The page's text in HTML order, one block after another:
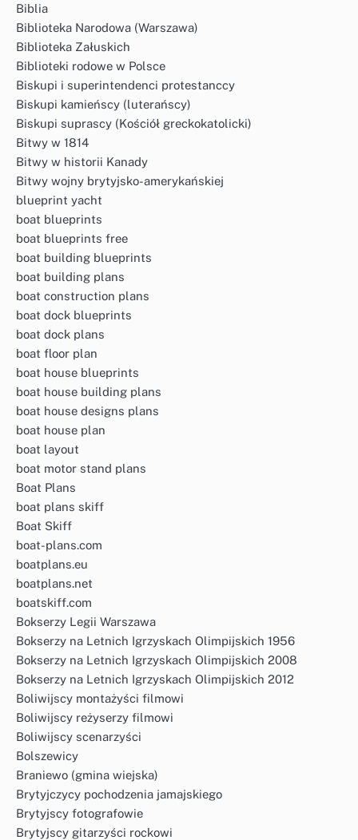
Biblia
Biblioteka Narodowa (Warszawa)
Biblioteka Załuskich
Biblioteki rodowe w Polsce
Biskupi i superintendenci protestanccy
Biskupi kamieńscy (luterańscy)
Biskupi suprascy (Kościół greckokatolicki)
Bitwy w 1814
Bitwy w historii Kanady
Bitwy wojny brytyjsko-amerykańskiej
blueprint yacht
boat blueprints
boat blueprints free
boat building blueprints
boat building plans
boat construction plans
boat dock blueprints
boat dock plans
boat floor plan
boat house blueprints
boat house building plans
boat house designs plans
boat house plan
boat layout
boat motor stand plans
Boat Plans
boat plans skiff
Boat Skiff
boat-plans.com
boatplans.eu
boatplans.net
boatskiff.com
Bokserzy Legii Warszawa
Bokserzy na Letnich Igrzyskach Olimpijskich 1956
Bokserzy na Letnich Igrzyskach Olimpijskich 2008
Bokserzy na Letnich Igrzyskach Olimpijskich 2012
Boliwijscy montażyści filmowi
Boliwijscy reżyserzy filmowi
Boliwijscy scenarzyści
Bolszewicy
Braniewo (gmina wiejska)
Brytyjczycy pochodzenia jamajskiego
Brytyjscy fotografowie
Brytyjscy gitarzyści rockowi